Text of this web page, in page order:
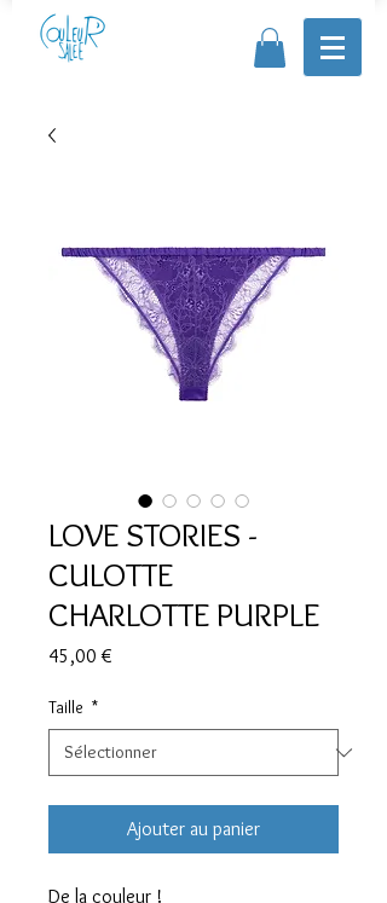
LOVE STORIES -
CULOTTE
CHARLOTTE PURPLE
45,00 €
Taille *
Ajouter au panier
De la couleur !